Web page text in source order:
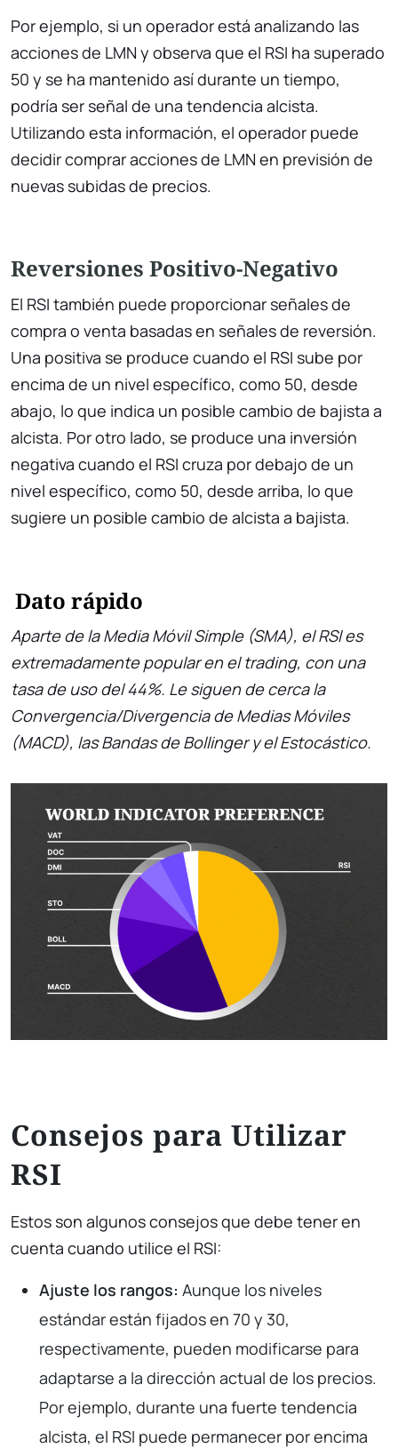
Por ejemplo, si un operador está analizando las
acciones de LMN y observa que el RSI ha superado
50 y se ha mantenido así durante un tiempo,
podría ser señal de una tendencia alcista.
Utilizando esta información, el operador puede
decidir comprar acciones de LMN en previsión de
nuevas subidas de precios.
Reversiones Positivo-Negativo
El RSI también puede proporcionar señales de
compra o venta basadas en señales de reversión.
Una positiva se produce cuando el RSI sube por
encima de un nivel específico, como 50, desde
abajo, lo que indica un posible cambio de bajista a
alcista. Por otro lado, se produce una inversión
negativa cuando el RSI cruza por debajo de un
nivel específico, como 50, desde arriba, lo que
sugiere un posible cambio de alcista a bajista.
Dato rápido
Aparte de la Media Móvil Simple (SMA), el RSI es
extremadamente popular en el trading, con una
tasa de uso del 44%. Le siguen de cerca la
Convergencia/Divergencia de Medias Móviles
(MACD), las Bandas de Bollinger y el Estocástico.
Consejos para Utilizar
RSI
Estos son algunos consejos que debe tener en
cuenta cuando utilice el RSI:
Ajuste los rangos: Aunque los niveles
estándar están fijados en 70 y 30,
respectivamente, pueden modificarse para
adaptarse a la dirección actual de los precios.
Por ejemplo, durante una fuerte tendencia
alcista, el RSI puede permanecer por encima